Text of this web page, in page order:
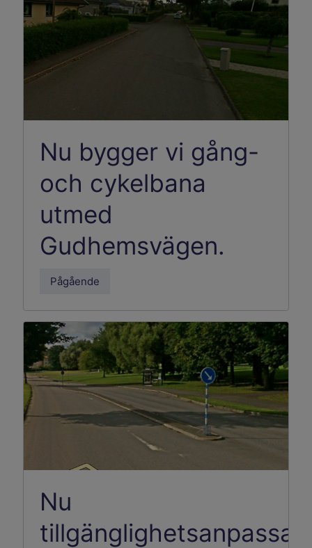
Nu bygger vi gång-
och cykelbana
utmed
Gudhemsvägen.
Pågående
Nu
tillgänglighetsanpassar